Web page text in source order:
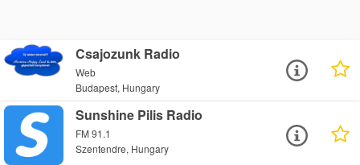
Csajozunk Radio
Web
Budapest, Hungary
Sunshine Pilis Radio
FM 91.1
Szentendre, Hungary